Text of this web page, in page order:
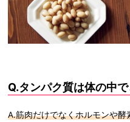
Q.タンパク質は体の中
A.筋肉だけでなくホルモンや